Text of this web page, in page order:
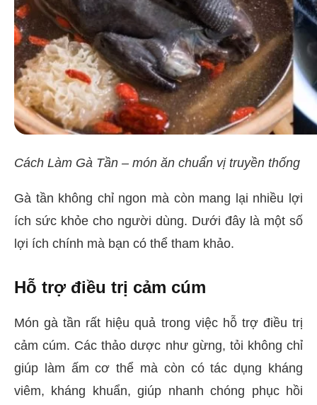
Cách Làm Gà Tần – món ăn chuẩn vị truyền thống
Gà tần không chỉ ngon mà còn mang lại nhiều lợi
ích sức khỏe cho người dùng. Dưới đây là một số
lợi ích chính mà bạn có thể tham khảo.
Hỗ trợ điều trị cảm cúm
Món gà tần rất hiệu quả trong việc hỗ trợ điều trị
cảm cúm. Các thảo dược như gừng, tỏi không chỉ
giúp làm ấm cơ thể mà còn có tác dụng kháng
viêm, kháng khuẩn, giúp nhanh chóng phục hồi